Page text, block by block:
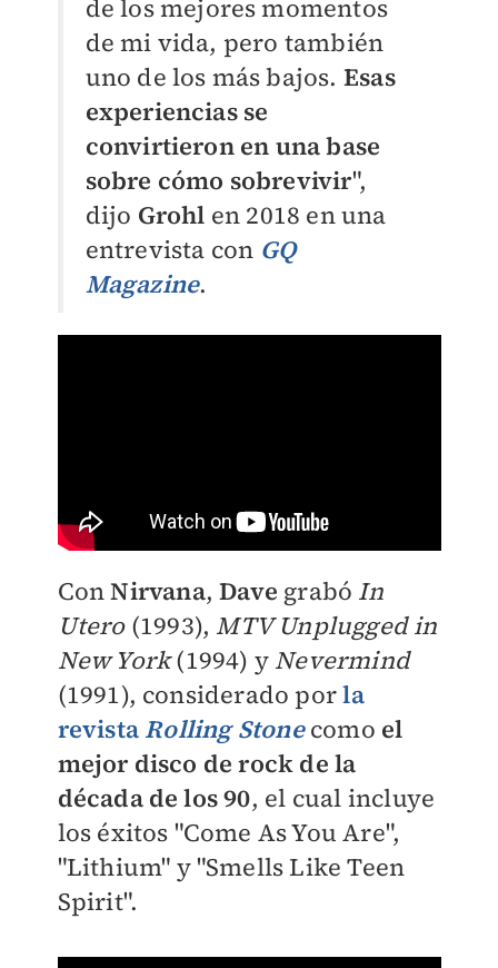
de los mejores momentos
de mi vida, pero también
uno de los más bajos. Esas
experiencias se
convirtieron en una base
sobre cómo sobrevivir",
dijo Grohl en 2018 en una
entrevista con GQ
Magazine.
ConNirvana,Dave grabó In
Utero (1993), MTV Unplugged in
New York(1994) y Nevermind
(1991), considerado porla
revista Rolling Stonecomo el
mejor disco de rock de la
década de los 90, el cual incluye
los éxitos "Come As You Are",
"Lithium" y "Smells Like Teen
Spirit".